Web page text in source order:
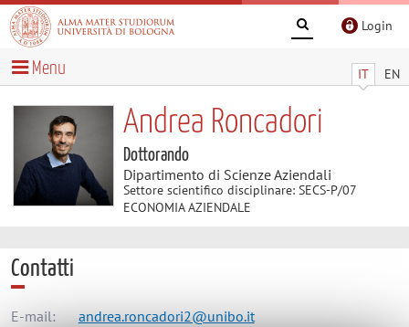
Login
IT EN
Menu
Andrea Roncadori
Dottorando
Dipartimento di Scienze Aziendali
Settore scientifico disciplinare: SECS-P/07
ECONOMIA AZIENDALE
Contatti
E-mail: andrea.roncadori2@unibo.it